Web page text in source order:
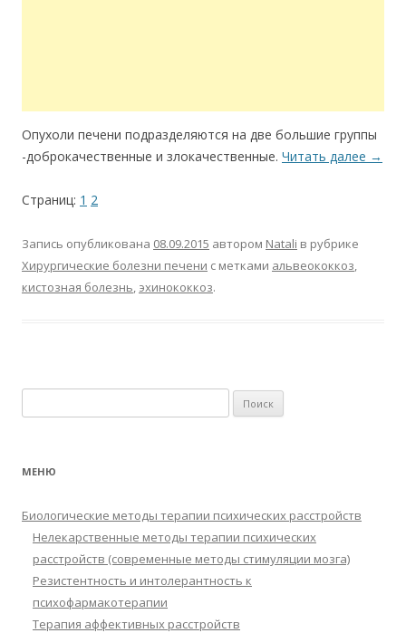
Опухоли печени подразделяются на две большие группы
-доброкачественные и злокачественные. Читать далее →
Страниц: 1 2
Запись опубликована 08.09.2015 автором Natali в рубрике
Хирургические болезни печени с метками альвеококкоз,
кистозная болезнь, эхинококкоз.
МЕНЮ
Биологические методы терапии психических расстройств
Нелекарственные методы терапии психических
расстройств (современные методы стимуляции мозга)
Резистентность и интолерантность к
психофармакотерапии
Терапия аффективных расстройств